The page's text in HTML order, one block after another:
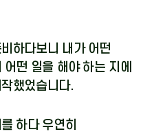
하다보니 내가 어떤
떤 일을 해야 하는 지에
했었습니다.
하다 우연히